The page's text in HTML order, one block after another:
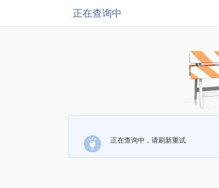
正在查询中
正在查询中，请刷新重试